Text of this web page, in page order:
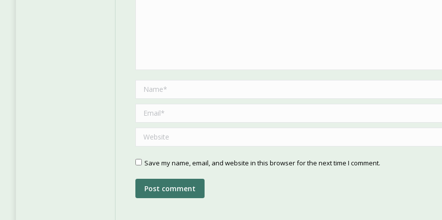
Name *
Email *
Website
Save my name, email, and website in this browser for the next time I comment.
Post comment